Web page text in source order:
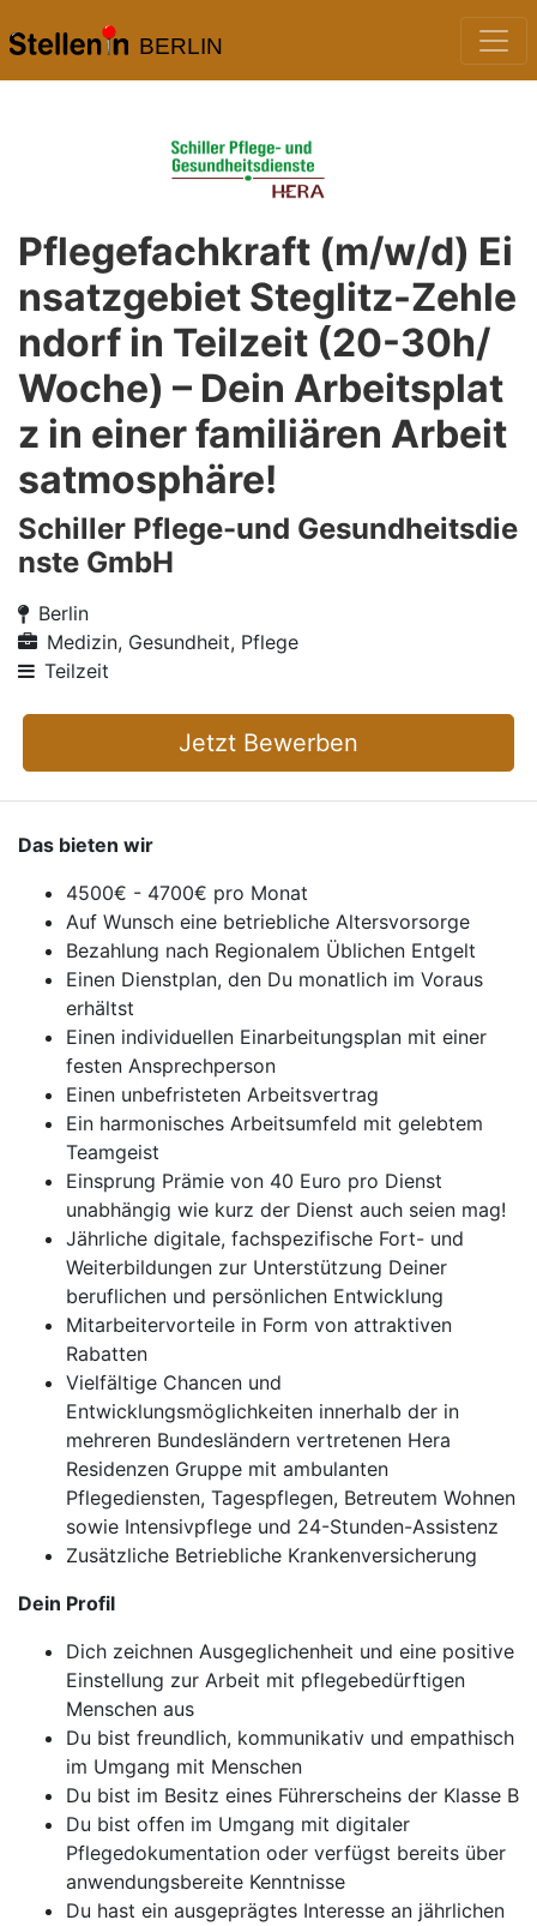
BERLIN
Pflegefachkraft (m/w/d) Ei
nsatzgebiet Steglitz-Zehle
ndorf in Teilzeit (20-30h/
Woche) – Dein Arbeitsplat
z in einer familiären Arbeit
satmosphäre!
Schiller Pflege-und Gesundheitsdie
nste GmbH
Berlin
Medizin, Gesundheit, Pflege
Teilzeit
Jetzt Bewerben
Das bieten wir
4500€ - 4700€ pro Monat
Auf Wunsch eine betriebliche Altersvorsorge
Bezahlung nach Regionalem Üblichen Entgelt
Einen Dienstplan, den Du monatlich im Voraus
erhältst
Einen individuellen Einarbeitungsplan mit einer
festen Ansprechperson
Einen unbefristeten Arbeitsvertrag
Ein harmonisches Arbeitsumfeld mit gelebtem
Teamgeist
Einsprung Prämie von 40 Euro pro Dienst
unabhängig wie kurz der Dienst auch seien mag!
Jährliche digitale, fachspezifische Fort- und
Weiterbildungen zur Unterstützung Deiner
beruflichen und persönlichen Entwicklung
Mitarbeitervorteile in Form von attraktiven
Rabatten
Vielfältige Chancen und
Entwicklungsmöglichkeiten innerhalb der in
mehreren Bundesländern vertretenen Hera
Residenzen Gruppe mit ambulanten
Pflegediensten, Tagespflegen, Betreutem Wohnen
sowie Intensivpflege und 24-Stunden-Assistenz
Zusätzliche Betriebliche Krankenversicherung
Dein Profil
Dich zeichnen Ausgeglichenheit und eine positive
Einstellung zur Arbeit mit pflegebedürftigen
Menschen aus
Du bist freundlich, kommunikativ und empathisch
im Umgang mit Menschen
Du bist im Besitz eines Führerscheins der Klasse B
Du bist offen im Umgang mit digitaler
Pflegedokumentation oder verfügst bereits über
anwendungsbereite Kenntnisse
Du hast ein ausgeprägtes Interesse an jährlichen